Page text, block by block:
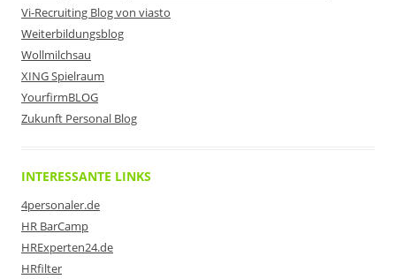
Vi-Recruiting Blog von viasto
Weiterbildungsblog
Wollmilchsau
XING Spielraum
YourfirmBLOG
Zukunft Personal Blog
INTERESSANTE LINKS
4personaler.de
HR BarCamp
HRExperten24.de
HRfilter